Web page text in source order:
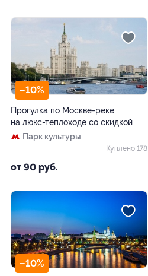
–10%
Прогулка по Москве-реке
на люкс-теплоходе со скидкой
Парк культуры
от 90 руб.
Куплено 178
–10%